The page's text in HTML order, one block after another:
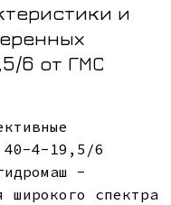
и
6 от ГМС
40-4-19,5/6
-
широкого спектра